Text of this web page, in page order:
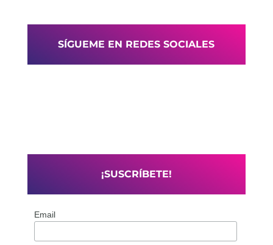
SÍGUEME EN REDES SOCIALES
¡SUSCRÍBETE!
Email